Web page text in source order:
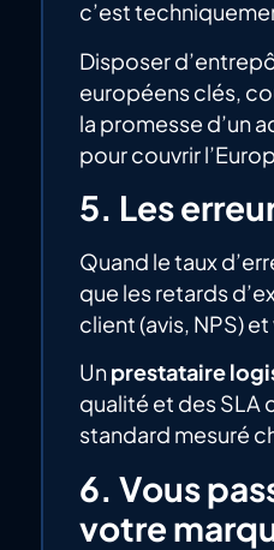
c’est
Disposer
européens clés,
la promesse d’un
pour couvrir
5. Les
Quand le taux
que les retards
client (avis, NPS)
Unprestataire
qualité et des SLA
standard mesuré
6. Vous
votre